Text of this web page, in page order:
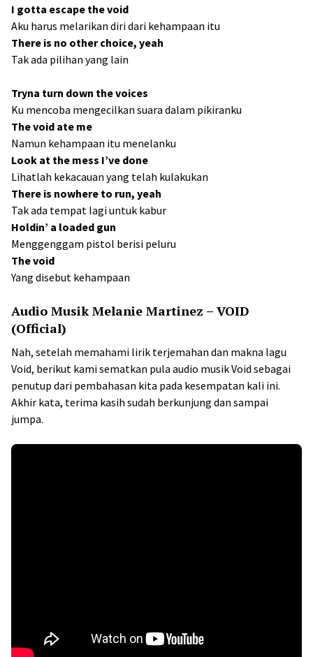
I gotta escape the void
Aku harus melarikan diri dari kehampaan itu
There is no other choice, yeah
Tak ada pilihan yang lain
Tryna turn down the voices
Ku mencoba mengecilkan suara dalam pikiranku
The void ate me
Namun kehampaan itu menelanku
Look at the mess I’ve done
Lihatlah kekacauan yang telah kulakukan
There is nowhere to run, yeah
Tak ada tempat lagi untuk kabur
Holdin’ a loaded gun
Menggenggam pistol berisi peluru
The void
Yang disebut kehampaan
Audio Musik Melanie Martinez – VOID
(Official)
Nah, setelah memahami lirik terjemahan dan makna lagu
Void, berikut kami sematkan pula audio musik Void sebagai
penutup dari pembahasan kita pada kesempatan kali ini.
Akhir kata, terima kasih sudah berkunjung dan sampai
jumpa.